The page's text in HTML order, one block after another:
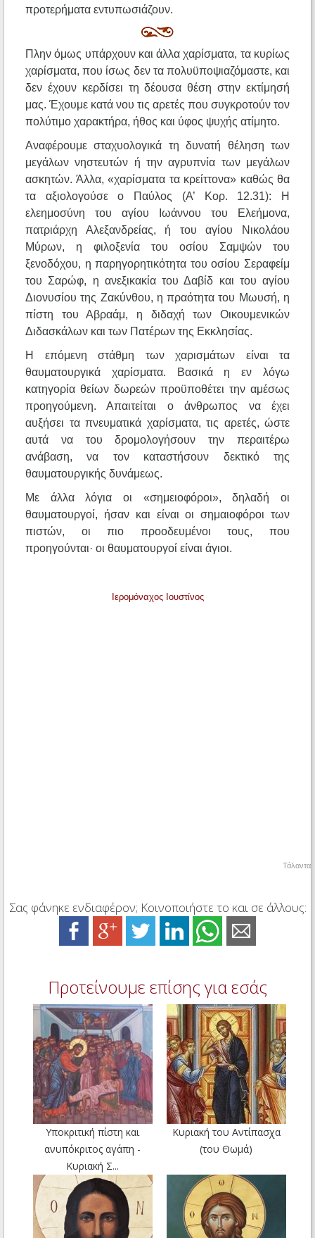
προτερήματα εντυπωσιάζουν.
Πλην όμως υπάρχουν και άλλα χαρίσματα, τα κυρίως
χαρίσματα, που ίσως δεν τα πολυϋποψιαζόμαστε, και
δεν έχουν κερδίσει τη δέουσα θέση στην εκτίμησή
μας. Έχουμε κατά νου τις αρετές που συγκροτούν τον
πολύτιμο χαρακτήρα, ήθος και ύφος ψυχής ατίμητο.
Αναφέρουμε σταχυολογικά τη δυνατή θέληση των
μεγάλων νηστευτών ή την αγρυπνία των μεγάλων
ασκητών. Άλλα, «χαρίσματα τα κρείττονα» καθώς θα
τα αξιολογούσε ο Παύλος (Α’ Κορ. 12.31): Η
ελεημοσύνη του αγίου Ιωάννου του Ελεήμονα,
πατριάρχη Αλεξανδρείας, ή του αγίου Νικολάου
Μύρων, η φιλοξενία του οσίου Σαμψών του
ξενοδόχου, η παρηγορητικότητα του οσίου Σεραφείμ
του Σαρώφ, η ανεξικακία του Δαβίδ και του αγίου
Διονυσίου της Ζακύνθου, η πραότητα του Μωυσή, η
πίστη του Αβραάμ, η διδαχή των Οικουμενικών
Διδασκάλων και των Πατέρων της Εκκλησίας.
Η επόμενη στάθμη των χαρισμάτων είναι τα
θαυματουργικά χαρίσματα. Βασικά η εν λόγω
κατηγορία θείων δωρεών προϋποθέτει την αμέσως
προηγούμενη. Απαιτείται ο άνθρωπος να έχει
αυξήσει τα πνευματικά χαρίσματα, τις αρετές, ώστε
αυτά να του δρομολογήσουν την περαιτέρω
ανάβαση, να τον καταστήσουν δεκτικό της
θαυματουργικής δυνάμεως.
Με άλλα λόγια οι «σημειοφόροι», δηλαδή οι
θαυματουργοί, ήσαν και είναι οι σημαιοφόροι των
πιστών, οι πιο προοδευμένοι τους, που
προηγούνται· οι θαυματουργοί είναι άγιοι.
Ιερομόναχος Ιουστίνος
Τάλαντα
Σας φάνηκε ενδιαφέρον; Κοινοποιήστε το και σε άλλους:
Προτείνουμε επίσης για εσάς
Υποκριτική πίστη και
ανυπόκριτος αγάπη -
Κυριακή Σ...
Κυριακή του Αντίπασχα
(του Θωμά)